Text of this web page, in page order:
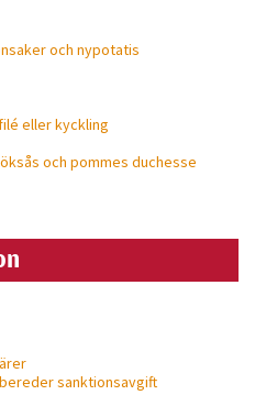
och nypotatis
eller kyckling
och pommes duchesse
sanktionsavgift
från
Marknadsföring
intressen och ditt
surfar ökar du
och erbjudanden.